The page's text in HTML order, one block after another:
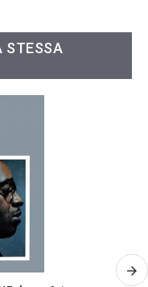
STESSA